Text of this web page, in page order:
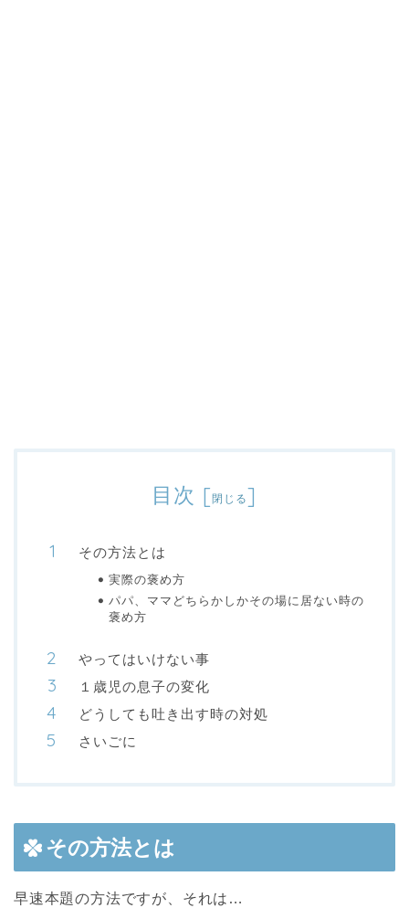
目次 [閉じる]
その方法とは
実際の褒め方
パパ、ママどちらかしかその場に居ない時の
褒め方
やってはいけない事
１歳児の息子の変化
どうしても吐き出す時の対処
さいごに
その方法とは
早速本題の方法ですが、それは…